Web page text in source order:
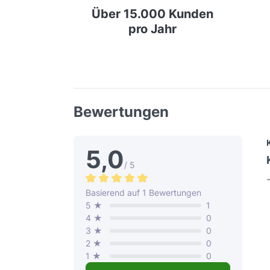
Über 15.000 Kunden
pro Jahr
Bewertungen
5,0/ 5
Durchschnittliche Bewertung von 5 von
Basierend auf 1 Bewertungen
5 ★
1
4 ★
0
3 ★
0
2 ★
0
1 ★
0
-